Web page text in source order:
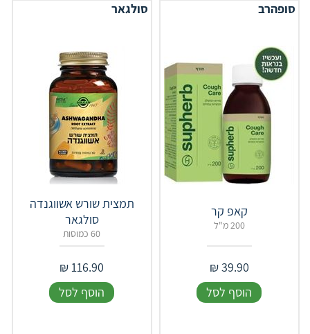
סופהרב
קאפ קר
200 מ"ל
39.90
₪
הוסף לסל
סולגאר
תמצית שורש אשווגנדה
סולגאר
60 כמוסות
116.90
₪
הוסף לסל